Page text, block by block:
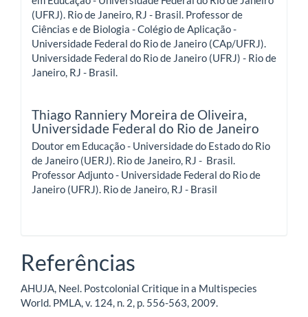
(UFRJ). Rio de Janeiro, RJ - Brasil. Professor de
Ciências e de Biologia - Colégio de Aplicação -
Universidade Federal do Rio de Janeiro (CAp/UFRJ).
Universidade Federal do Rio de Janeiro (UFRJ) - Rio de
Janeiro, RJ - Brasil.
Thiago Ranniery Moreira de Oliveira,
Universidade Federal do Rio de Janeiro
Doutor em Educação - Universidade do Estado do Rio
de Janeiro (UERJ). Rio de Janeiro, RJ - Brasil.
Professor Adjunto - Universidade Federal do Rio de
Janeiro (UFRJ). Rio de Janeiro, RJ - Brasil
Referências
AHUJA, Neel. Postcolonial Critique in a Multispecies
World. PMLA, v. 124, n. 2, p. 556-563, 2009.